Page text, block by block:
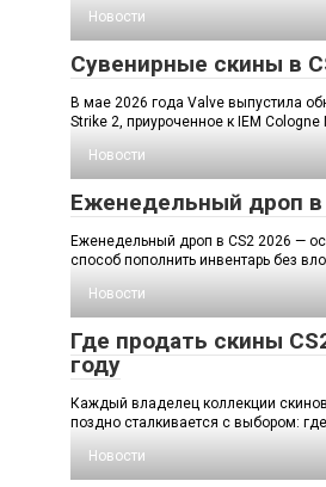
Новости
Сувенирные скины в
В мае 2026 года Valve выпустила
Strike 2, приуроченное к IEM Cologne
Новости
Еженедельный дроп в
Еженедельный дроп в CS2 2026 —
способ пополнить инвентарь без
Новости
Где продать скины
году
Каждый владелец коллекции
поздно сталкивается с выбором:
Новости